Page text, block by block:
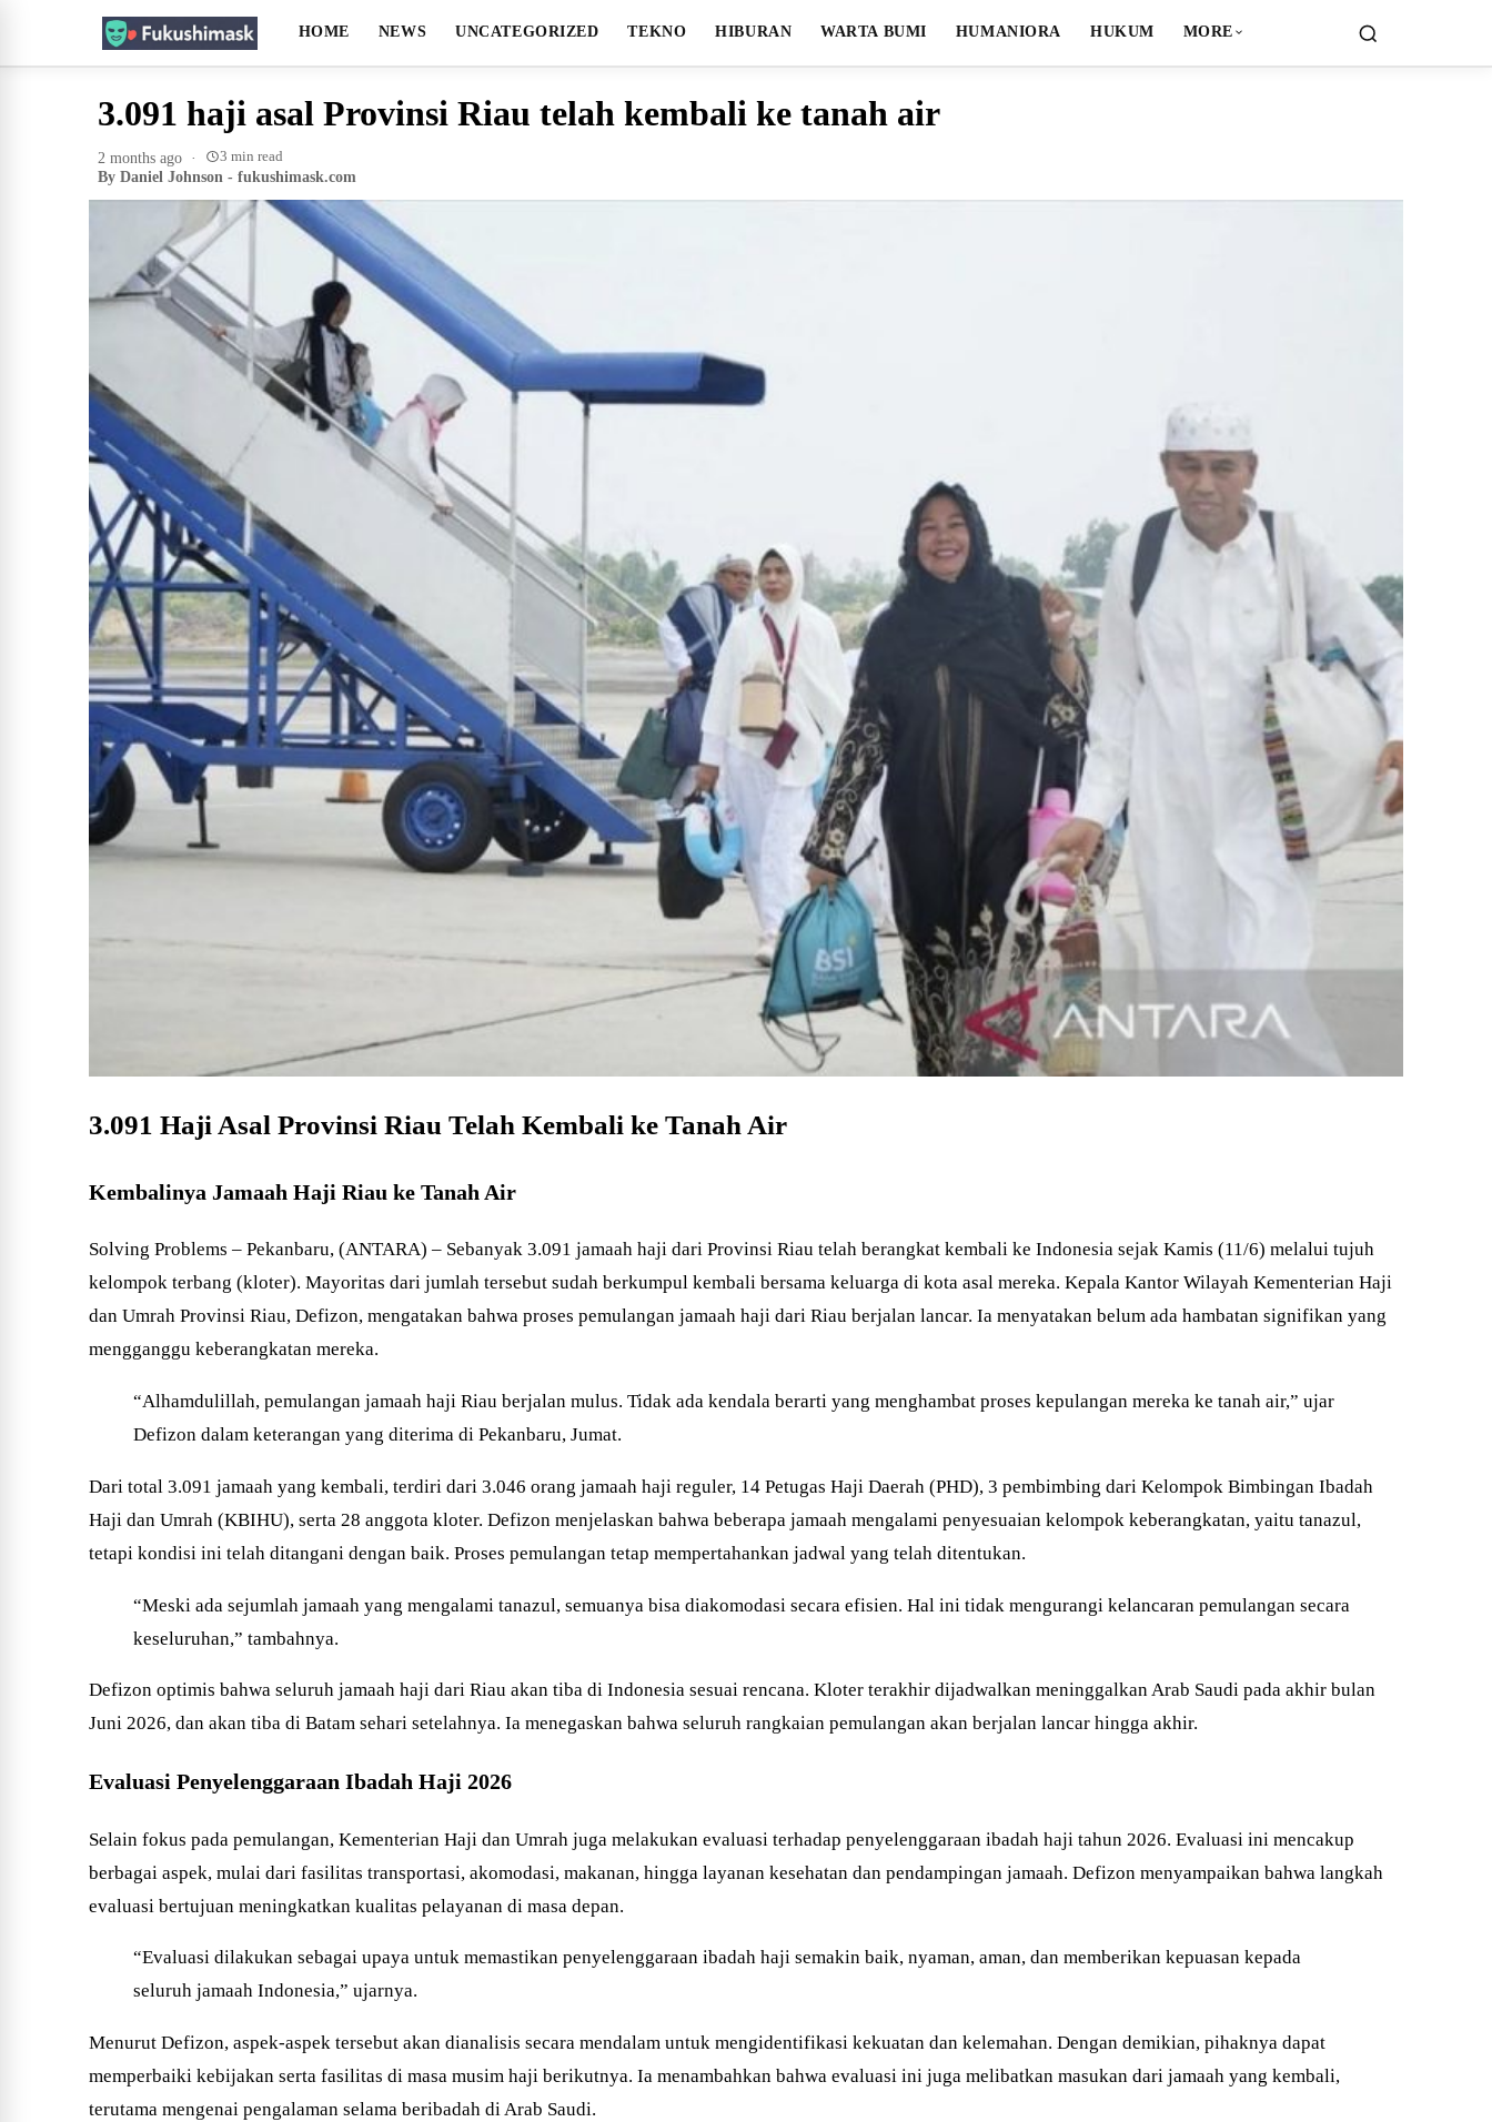
HOME NEWS UNCATEGORIZED TEKNO HIBURAN WARTA BUMI HUMANIORA HUKUM MORE
3.091 haji asal Provinsi Riau telah kembali ke tanah air
2 months ago · 3 min read
By Daniel Johnson - fukushimask.com
3.091 Haji Asal Provinsi Riau Telah Kembali ke Tanah Air
Kembalinya Jamaah Haji Riau ke Tanah Air
Solving Problems – Pekanbaru, (ANTARA) – Sebanyak 3.091 jamaah haji dari Provinsi Riau telah berangkat kembali ke Indonesia sejak Kamis (11/6) melalui tujuh
kelompok terbang (kloter). Mayoritas dari jumlah tersebut sudah berkumpul kembali bersama keluarga di kota asal mereka. Kepala Kantor Wilayah Kementerian Haji
dan Umrah Provinsi Riau, Defizon, mengatakan bahwa proses pemulangan jamaah haji dari Riau berjalan lancar. Ia menyatakan belum ada hambatan signifikan yang
mengganggu keberangkatan mereka.
“Alhamdulillah, pemulangan jamaah haji Riau berjalan mulus. Tidak ada kendala berarti yang menghambat proses kepulangan mereka ke tanah air,” ujar
Defizon dalam keterangan yang diterima di Pekanbaru, Jumat.
Dari total 3.091 jamaah yang kembali, terdiri dari 3.046 orang jamaah haji reguler, 14 Petugas Haji Daerah (PHD), 3 pembimbing dari Kelompok Bimbingan Ibadah
Haji dan Umrah (KBIHU), serta 28 anggota kloter. Defizon menjelaskan bahwa beberapa jamaah mengalami penyesuaian kelompok keberangkatan, yaitu tanazul,
tetapi kondisi ini telah ditangani dengan baik. Proses pemulangan tetap mempertahankan jadwal yang telah ditentukan.
“Meski ada sejumlah jamaah yang mengalami tanazul, semuanya bisa diakomodasi secara efisien. Hal ini tidak mengurangi kelancaran pemulangan secara
keseluruhan,” tambahnya.
Defizon optimis bahwa seluruh jamaah haji dari Riau akan tiba di Indonesia sesuai rencana. Kloter terakhir dijadwalkan meninggalkan Arab Saudi pada akhir bulan
Juni 2026, dan akan tiba di Batam sehari setelahnya. Ia menegaskan bahwa seluruh rangkaian pemulangan akan berjalan lancar hingga akhir.
Evaluasi Penyelenggaraan Ibadah Haji 2026
Selain fokus pada pemulangan, Kementerian Haji dan Umrah juga melakukan evaluasi terhadap penyelenggaraan ibadah haji tahun 2026. Evaluasi ini mencakup
berbagai aspek, mulai dari fasilitas transportasi, akomodasi, makanan, hingga layanan kesehatan dan pendampingan jamaah. Defizon menyampaikan bahwa langkah
evaluasi bertujuan meningkatkan kualitas pelayanan di masa depan.
“Evaluasi dilakukan sebagai upaya untuk memastikan penyelenggaraan ibadah haji semakin baik, nyaman, aman, dan memberikan kepuasan kepada
seluruh jamaah Indonesia,” ujarnya.
Menurut Defizon, aspek-aspek tersebut akan dianalisis secara mendalam untuk mengidentifikasi kekuatan dan kelemahan. Dengan demikian, pihaknya dapat
memperbaiki kebijakan serta fasilitas di masa musim haji berikutnya. Ia menambahkan bahwa evaluasi ini juga melibatkan masukan dari jamaah yang kembali,
terutama mengenai pengalaman selama beribadah di Arab Saudi.